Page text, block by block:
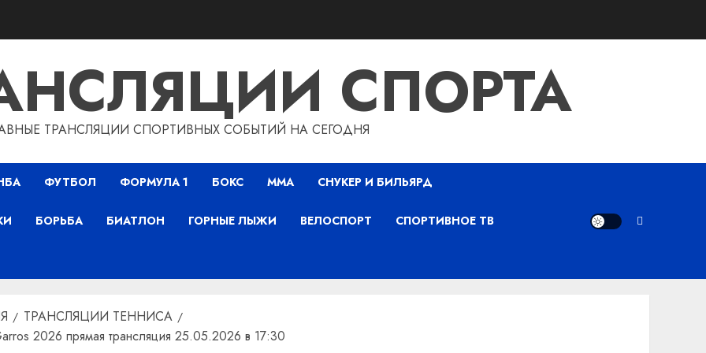
СПОРТА
ТРАНСЛЯЦИИ СПОРТИВНЫХ СОБЫТИЙ НА СЕГОДНЯ
ФУТБОЛ ФОРМУЛА 1 БОКС ММА СНУКЕР И БИЛЬЯРД
БОРЬБА БИАТЛОН ГОРНЫЕ ЛЫЖИ ВЕЛОСПОРТ СПОРТИВНОЕ ТВ
ТРАНСЛЯЦИИ ТЕННИСА
2026 прямая трансляция 25.05.2026 в 17:30